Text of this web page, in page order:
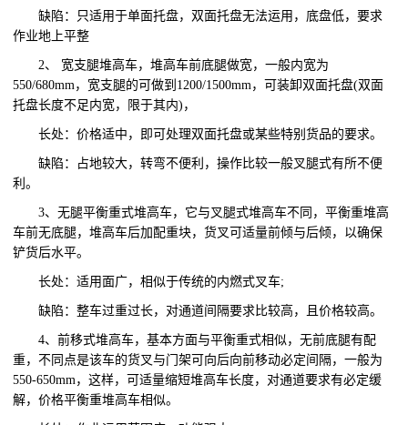
缺陷：只适用于单面托盘，双面托盘无法运用，底盘低，要求
作业地上平整
2、 宽支腿堆高车，堆高车前底腿做宽，一般内宽为
550/680mm，宽支腿的可做到1200/1500mm，可装卸双面托盘(双面
托盘长度不足内宽，限于其内)，
长处：价格适中，即可处理双面托盘或某些特别货品的要求。
缺陷：占地较大，转弯不便利，操作比较一般叉腿式有所不便
利。
3、无腿平衡重式堆高车，它与叉腿式堆高车不同，平衡重堆高
车前无底腿，堆高车后加配重块，货叉可适量前倾与后倾，以确保
铲货后水平。
长处：适用面广，相似于传统的内燃式叉车;
缺陷：整车过重过长，对通道间隔要求比较高，且价格较高。
4、前移式堆高车，基本方面与平衡重式相似，无前底腿有配
重，不同点是该车的货叉与门架可向后向前移动必定间隔，一般为
550-650mm，这样，可适量缩短堆高车长度，对通道要求有必定缓
解，价格平衡重堆高车相似。